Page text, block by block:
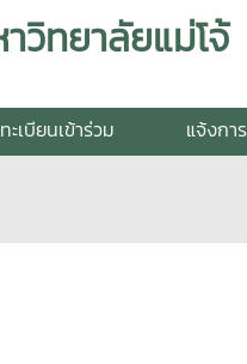
วิทยาลัยแม่โจ้
ะเบียนเข้าร่วม แจ้งกา